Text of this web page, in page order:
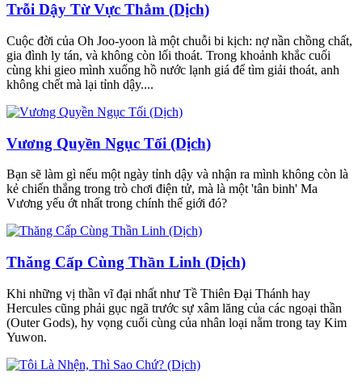
Trỗi Dậy Từ Vực Thẳm (Dịch)
Cuộc đời của Oh Joo-yoon là một chuỗi bi kịch: nợ nần chồng chất,
gia đình ly tán, và không còn lối thoát. Trong khoảnh khắc cuối
cùng khi gieo mình xuống hồ nước lạnh giá để tìm giải thoát, anh
không chết mà lại tỉnh dậy....
Vương Quyền Ngục Tối (Dịch)
Bạn sẽ làm gì nếu một ngày tỉnh dậy và nhận ra mình không còn là
kẻ chiến thắng trong trò chơi điện tử, mà là một 'tân binh' Ma
Vương yếu ớt nhất trong chính thế giới đó?
Thăng Cấp Cùng Thần Linh (Dịch)
Khi những vị thần vĩ đại nhất như Tề Thiên Đại Thánh hay
Hercules cũng phải gục ngã trước sự xâm lăng của các ngoại thần
(Outer Gods), hy vọng cuối cùng của nhân loại nằm trong tay Kim
Yuwon.